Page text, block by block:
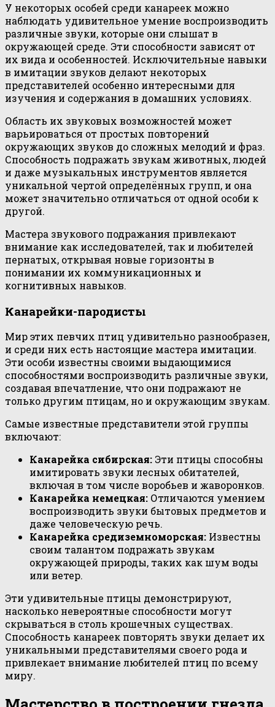
У некоторых особей среди канареек можно
наблюдать удивительное умение воспроизводить
различные звуки, которые они слышат в
окружающей среде. Эти способности зависят от
их вида и особенностей. Исключительные навыки
в имитации звуков делают некоторых
представителей особенно интересными для
изучения и содержания в домашних условиях.
Область их звуковых возможностей может
варьироваться от простых повторений
окружающих звуков до сложных мелодий и фраз.
Способность подражать звукам животных, людей
и даже музыкальных инструментов является
уникальной чертой определённых групп, и она
может значительно отличаться от одной особи к
другой.
Мастера звукового подражания привлекают
внимание как исследователей, так и любителей
пернатых, открывая новые горизонты в
понимании их коммуникационных и
когнитивных навыков.
Канарейки-пародисты
Мир этих певчих птиц удивительно разнообразен,
и среди них есть настоящие мастера имитации.
Эти особи известны своими выдающимися
способностями воспроизводить различные звуки,
создавая впечатление, что они подражают не
только другим птицам, но и окружающим звукам.
Самые известные представители этой группы
включают:
Канарейка сибирская: Эти птицы способны
имитировать звуки лесных обитателей,
включая в том числе воробьев и жаворонков.
Канарейка немецкая: Отличаются умением
воспроизводить звуки бытовых предметов и
даже человеческую речь.
Канарейка средиземноморская: Известны
своим талантом подражать звукам
окружающей природы, таких как шум воды
или ветер.
Эти удивительные птицы демонстрируют,
насколько невероятные способности могут
скрываться в столь крошечных существах.
Способность канареек повторять звуки делает их
уникальными представителями своего рода и
привлекает внимание любителей птиц по всему
миру.